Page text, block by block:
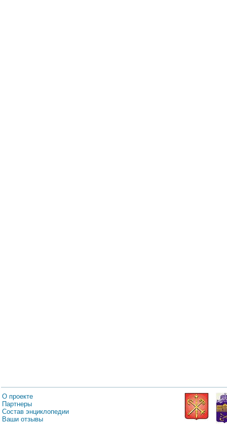
О проекте
Партнеры
Состав энциклопедии
Ваши отзывы